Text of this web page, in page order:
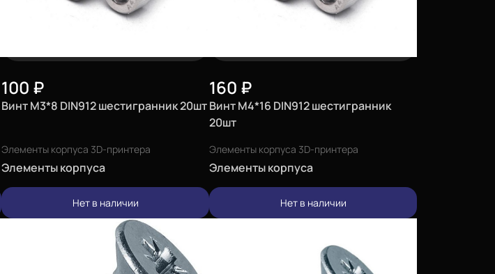
100 ₽
Винт М3*8 DIN912 шестигранник 20шт
Элементы корпуса 3D-принтера
Элементы корпуса
Нет в наличии
160 ₽
Винт М4*16 DIN912 шестигранник
20шт
Элементы корпуса 3D-принтера
Элементы корпуса
Нет в наличии